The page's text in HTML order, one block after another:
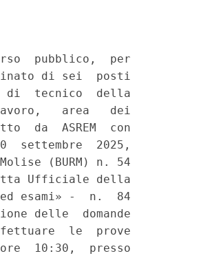
pubblico,  per
di sei  posti
di  tecnico  della
area   dei
da  ASREM  con
settembre  2025,
(BURM) n. 54
Ufficiale della
esami» -  n.  84
delle  domande
le  prove
10:30,  presso